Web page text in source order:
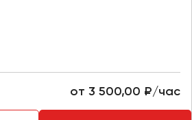
от 3 500,00 ₽/час